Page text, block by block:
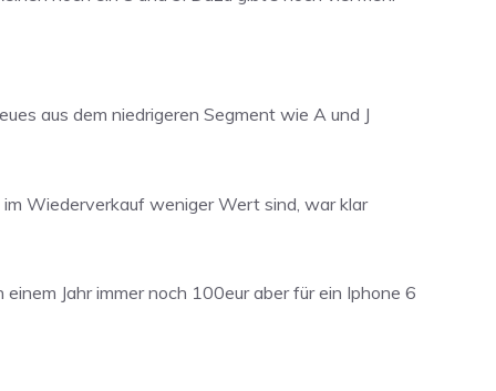
aus dem niedrigeren Segment wie A und J
Wiederverkauf weniger Wert sind, war klar
Jahr immer noch 100eur aber für ein Iphone 6